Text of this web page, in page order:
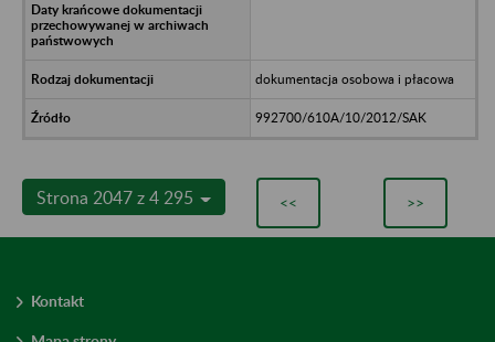
dokumentacja osobowa i płacowa
992700/610A/10/2012/SAK
Strona 2047 z 4 295 << >>
Kontakt